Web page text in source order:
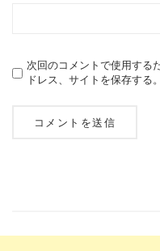
次回のコメントで使用する
ドレス、サイトを保存する。